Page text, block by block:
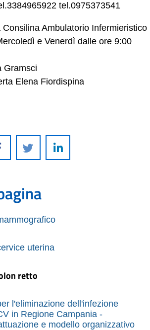
tel.0975373541
Ambulatorio Infermieristico
e Venerdì dalle ore 9:00
Gramsci
Elena Fiordispina
uterina
retto
l'eliminazione dell'infezione
in Regione Campania -
e modello organizzativo